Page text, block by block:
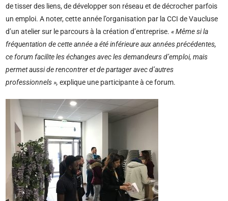
de tisser des liens, de développer son réseau et de décrocher parfois
un emploi. A noter, cette année l’organisation par la CCI de Vaucluse
d’un atelier sur le parcours à la création d’entreprise.« Même si la
fréquentation de cette année a été inférieure aux années précédentes,
ce forum facilite les échanges avec les demandeurs d’emploi, mais
permet aussi de rencontrer et de partager avec d’autres
professionnels », explique une participante à ce forum.